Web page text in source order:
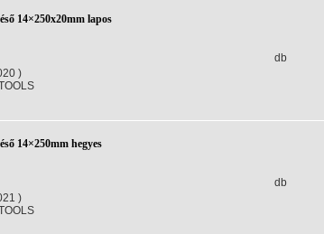
14×250x20mm lapos
db
)
14×250mm hegyes
db
)